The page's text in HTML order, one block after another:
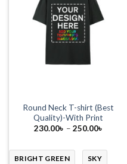
Round Neck T-shirt (Best
Quality)-With Print
230.00৳ – 250.00৳
through
BRIGHT GREEN SKY